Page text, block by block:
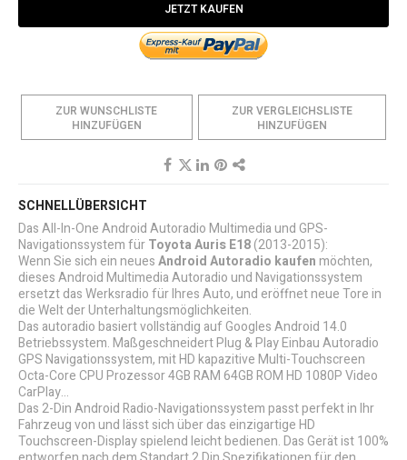
JETZT KAUFEN
ZUR WUNSCHLISTE
HINZUFÜGEN
ZUR VERGLEICHSLISTE
HINZUFÜGEN
SCHNELLÜBERSICHT
Das All-In-One Android Autoradio Multimedia und GPS-
Navigationssystem fürToyota Auris E18(2013-2015):
Wenn Sie sich ein neuesAndroid Autoradio kaufenmöchten,
dieses Android Multimedia Autoradio und Navigationssystem
ersetzt das Werksradio für Ihres Auto, und eröffnet neue Tore in
die Welt der Unterhaltungsmöglichkeiten.
Das autoradio basiert vollständig auf Googles Android 14.0
Betriebssystem. Maßgeschneidert Plug & Play Einbau Autoradio
GPS Navigationssystem, mit HD kapazitive Multi-Touchscreen
Octa-Core CPU Prozessor 4GB RAM 64GB ROM HD 1080P Video
CarPlay...
Das 2-Din Android Radio-Navigationssystem passt perfekt in Ihr
Fahrzeug von und lässt sich über das einzigartige HD
Touchscreen-Display spielend leicht bedienen. Das Gerät ist 100%